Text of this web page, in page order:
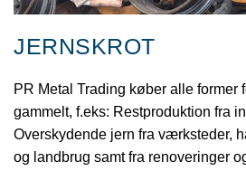
JERNSKROT
PR Metal Trading køber alle former
gammelt, f.eks: Restproduktion fra
Overskydende jern fra værksteder,
og landbrug samt fra renoveringer